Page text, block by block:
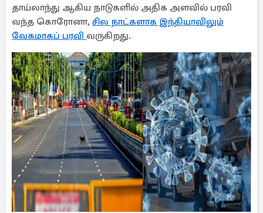
தாய்லாந்து ஆகிய நாடுகளில் அதிக அளவில் பரவி
வந்த கொரோனா, சில நாட்களாக இந்தியாவிலும்
வேகமாகப் பரவி வருகிறது.